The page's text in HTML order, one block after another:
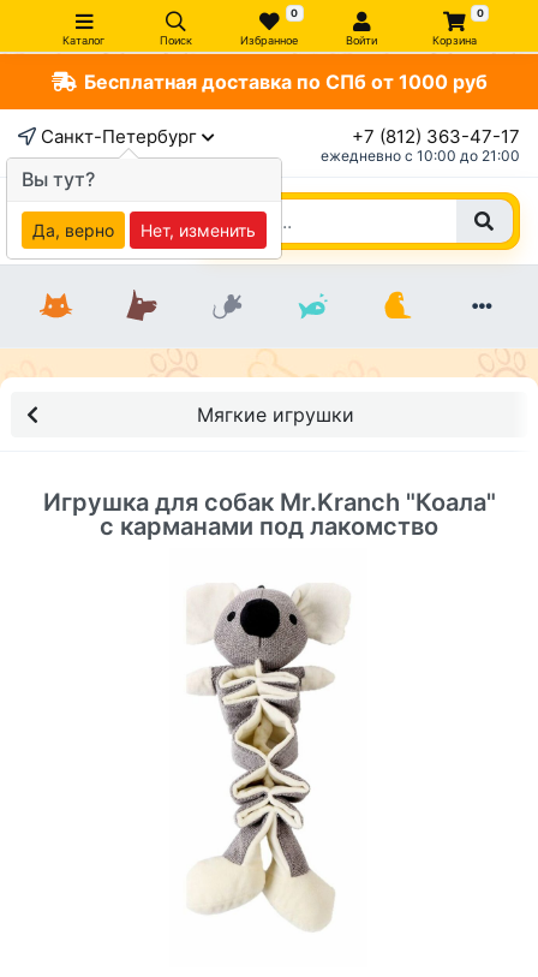
Каталог Поиск
0
Избранное Войти
0
Корзина
Бесплатная доставка по СПб от 1000 руб
Санкт-Петербург +7 (812) 363-47-17
ежедневно c 10:00 до 21:00
Мягкие игрушки
Игрушка для собак Mr.Kranch "Коала"
с карманами под лакомство
Вы тут?
Да, верно Нет, изменить